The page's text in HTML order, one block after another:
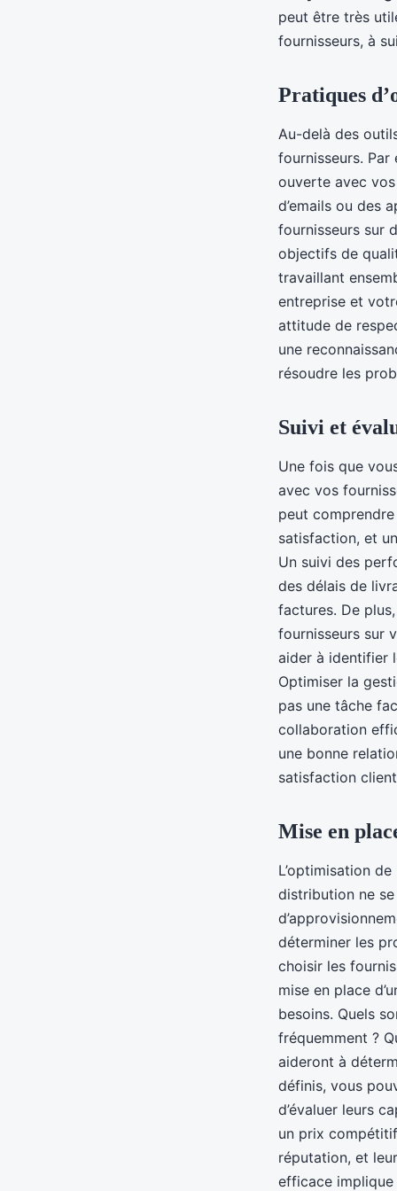
peut être très
fournisseurs, à
Pratiques
Au-delà des
fournisseurs.
ouverte avec
d’emails ou des
fournisseurs sur
objectifs de
travaillant
entreprise et
attitude de
une
résoudre les
Suivi et
Une fois que
avec vos
peut
satisfaction, et
Un suivi des
des délais de
factures. De
fournisseurs sur
aider à identifier
Optimiser la
pas une tâche
collaboration
une bonne
satisfaction
Mise en
L’optimisation
distribution ne
déterminer les
choisir les
mise en place
besoins. Quels
fréquemment ?
aideront à
définis, vous
d’évaluer leurs
un prix
réputation, et
efficace implique